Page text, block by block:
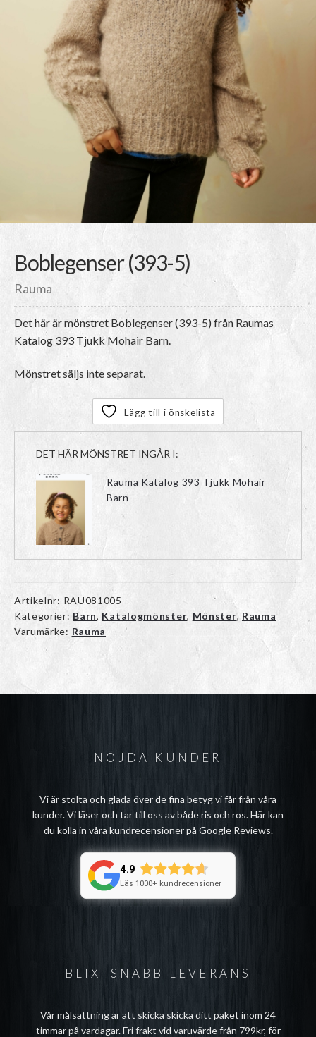
Boblegenser (393-5)
Rauma
Det här är mönstret Boblegenser (393-5) från Raumas
Katalog 393 Tjukk Mohair Barn.
Mönstret säljs inte separat.
Lägg till i önskelista
DET HÄR MÖNSTRET INGÅR I:
Rauma Katalog 393 Tjukk Mohair
Barn
Artikelnr: RAU081005
Kategorier: Barn, Katalogmönster, Mönster, Rauma
Varumärke: Rauma
BLIXTSNABB LEVERANS
Vår målsättning är att skicka skicka ditt paket inom 24
timmar på vardagar. Fri frakt vid varuvärde från 799kr, för
NÖJDA KUNDER
Vi är stolta och glada över de fina betyg vi får från våra
kunder. Vi läser och tar till oss av både ris och ros. Här kan
du kolla in våra kundrecensioner på Google Reviews.
4.9
Läs 1000+ kundrecensioner